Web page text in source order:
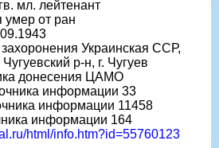
мл. лейтенант
от ран
Украинская ССР,
р-н, г. Чугуев
донесения ЦАМО
информации 33
информации 11458
информации 164
html/info.htm?id=55760123